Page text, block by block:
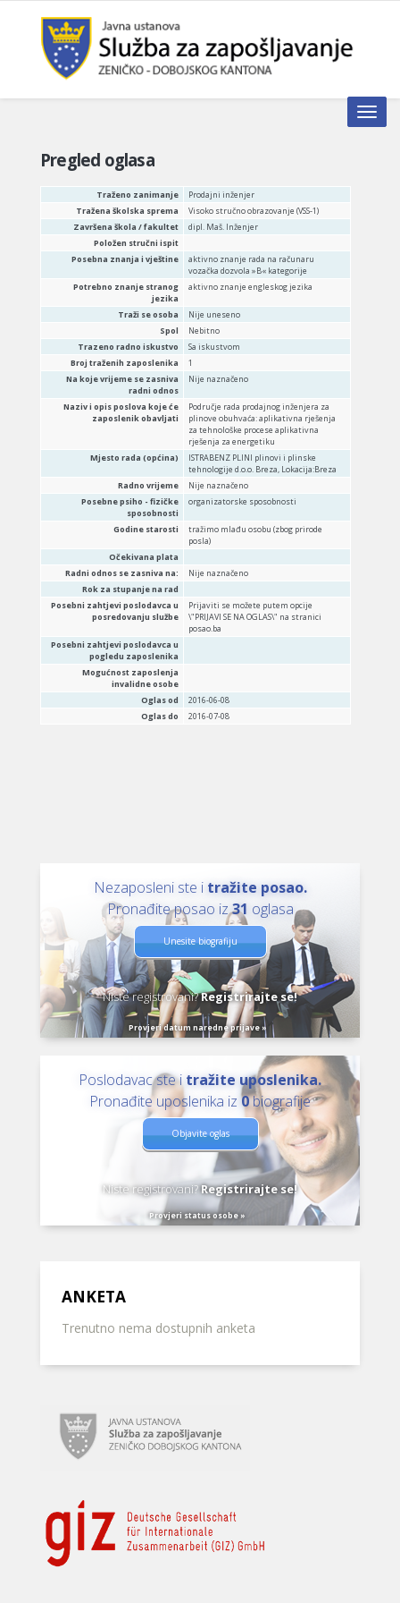
Toggle
Pregled oglasa
Traženo zanimanje
Prodajni inženjer
Tražena školska sprema
Visoko stručno obrazovanje (VSS-1)
Završena škola / fakultet
dipl. Maš. Inženjer
Položen stručni ispit
Posebna znanja i vještine
aktivno znanje rada na računaru
vozačka dozvola »B« kategorije
Potrebno znanje stranog
jezika
aktivno znanje engleskog jezika
Traži se osoba
Nije uneseno
Spol
Nebitno
Trazeno radno iskustvo
Sa iskustvom
Broj traženih zaposlenika
1
Na koje vrijeme se zasniva
radni odnos
Nije naznačeno
Naziv i opis poslova koje će
zaposlenik obavljati
Područje rada prodajnog inženjera za
plinove obuhvaća: aplikativna rješenja
za tehnološke procese aplikativna
rješenja za energetiku
Mjesto rada (općina)
ISTRABENZ PLINI plinovi i plinske
tehnologije d.o.o. Breza, Lokacija:Breza
Radno vrijeme
Nije naznačeno
Posebne psiho - fizičke
sposobnosti
organizatorske sposobnosti
Godine starosti
tražimo mlađu osobu (zbog prirode
posla)
Očekivana plata
Radni odnos se zasniva na:
Nije naznačeno
Rok za stupanje na rad
Posebni zahtjevi poslodavca u
posredovanju službe
Prijaviti se možete putem opcije
\"PRIJAVI SE NA OGLAS\" na stranici
posao.ba
Posebni zahtjevi poslodavca u
pogledu zaposlenika
Mogućnost zaposlenja
invalidne osobe
Oglas od
2016-06-08
Oglas do
2016-07-08
Nezaposleni ste i tražite posao.
Pronađite posao iz31 oglasa
Unesite biografiju
Niste registrovani?Registrirajte se!
Provjeri datum naredne prijave »
Poslodavac ste i tražite uposlenika.
Pronađite uposlenika iz 0biografije
Objavite oglas
Niste registrovani?Registrirajte se!
Provjeri status osobe »
ANKETA
Trenutno nema dostupnih anketa